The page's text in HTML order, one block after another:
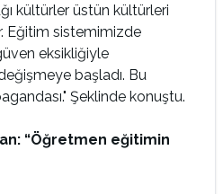
kültürler üstün kültürleri
Eğitim sistemimizde
eksikliğiyle
başladı. Bu
Şeklinde konuştu.
“Öğretmen eğitimin